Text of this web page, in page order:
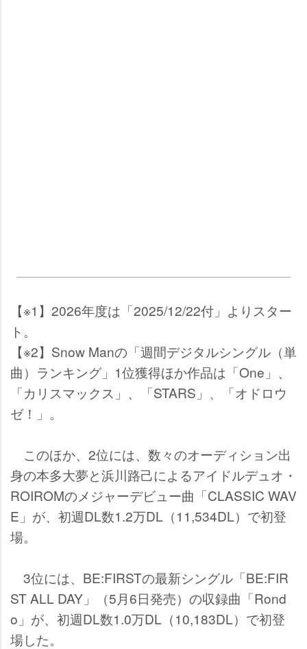
【※1】2026年度は「2025/12/22付」よりスター
ト。
【※2】Snow Manの「週間デジタルシングル（単
曲）ランキング」1位獲得ほか作品は「One」、
「カリスマックス」、「STARS」、「オドロウ
ゼ！」。
このほか、2位には、数々のオーディション出
身の本多大夢と浜川路己によるアイドルデュオ・
ROIROMのメジャーデビュー曲「CLASSIC WAV
E」が、初週DL数1.2万DL（11,534DL）で初登
場。
3位には、BE:FIRSTの最新シングル「BE:FIR
ST ALL DAY」（5月6日発売）の収録曲「Rond
o」が、初週DL数1.0万DL（10,183DL）で初登
場した。